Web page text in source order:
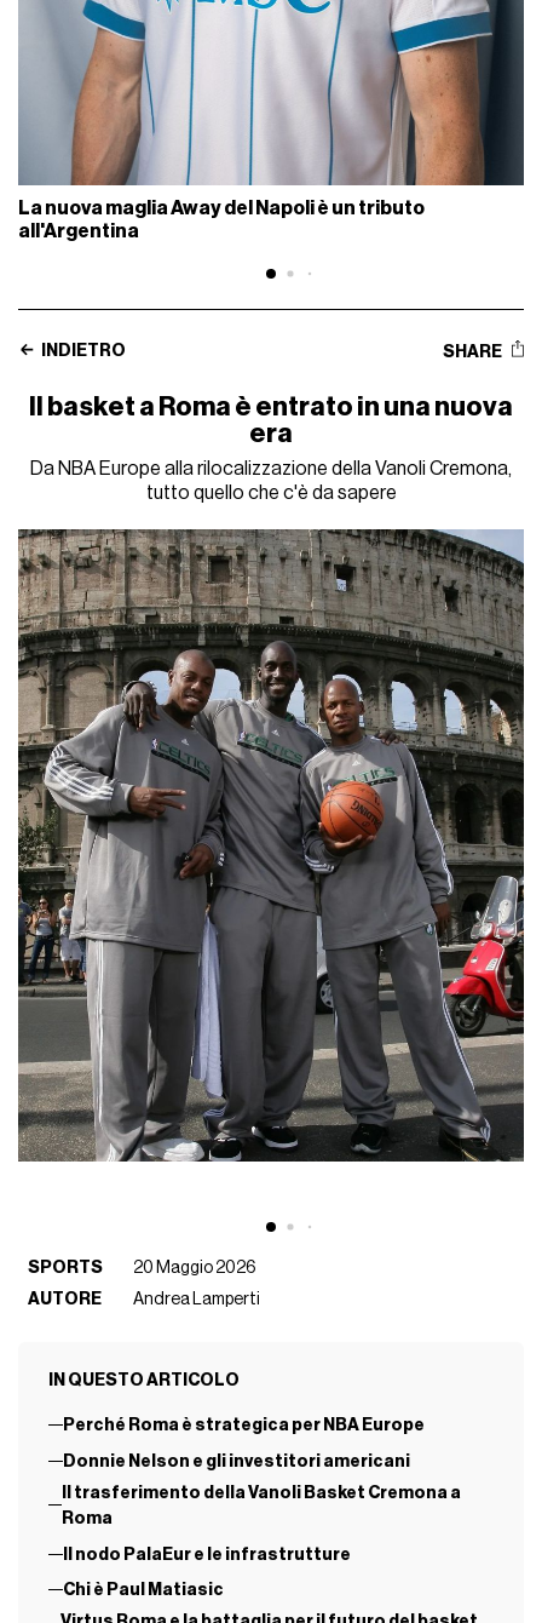
La nuova maglia Away del Napoli è un tributo
all'Argentina
INDIETRO SHARE
Il basket a Roma è entrato in una nuova
era
Da NBA Europe alla rilocalizzazione della Vanoli Cremona,
tutto quello che c'è da sapere
SPORTS
20 Maggio 2026
AUTORE
Andrea Lamperti
IN QUESTO ARTICOLO
Perché Roma è strategica per NBA Europe
Donnie Nelson e gli investitori americani
Il trasferimento della Vanoli Basket Cremona a
Roma
Il nodo PalaEur e le infrastrutture
Chi è Paul Matiasic